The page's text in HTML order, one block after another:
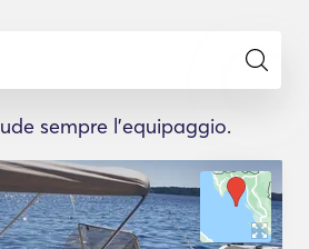
sempre l'equipaggio.